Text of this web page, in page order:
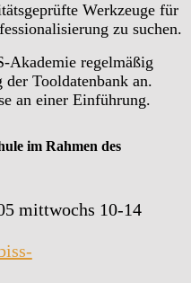
Werkzeuge für
zu suchen.
Akademie regelmäßig
Tooldatenbank an.
an einer Einführung.
im Rahmen des
mittwochs 10-14